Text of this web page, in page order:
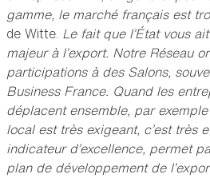
gamme, le marché français est
de Witte. Le fait que l’État vous
majeur à l’export. Notre Réseau
participations à des Salons,
Business France. Quand les
déplacent ensemble, par
local est très exigeant, c’est très
indicateur d’excellence, permet
plan de développement de